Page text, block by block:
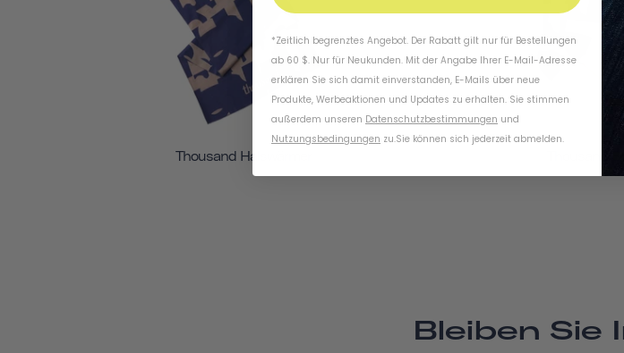
Thousand Halswärmer
Bleiben Sie
*Zeitlich begrenztes Angebot. Der Rabatt gilt nur für Bestellungen
ab 60 $. Nur für Neukunden. Mit der Angabe Ihrer E-Mail-Adresse
erklären Sie sich damit einverstanden, E-Mails über neue
Produkte, Werbeaktionen und Updates zu erhalten. Sie stimmen
außerdem unseren Datenschutzbestimmungen und
Nutzungsbedingungen zu.Sie können sich jederzeit abmelden.